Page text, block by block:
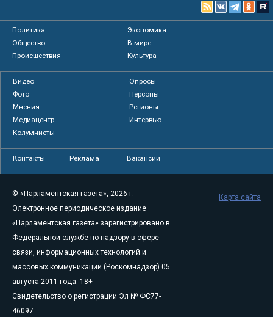
Политика
Экономика
Общество
В мире
Происшествия
Культура
Видео
Опросы
Фото
Персоны
Мнения
Регионы
Медиацентр
Интервью
Колумнисты
Контакты Реклама Вакансии
© «Парламентская газета», 2026 г.
Электронное периодическое издание
«Парламентская газета» зарегистрировано в
Федеральной службе по надзору в сфере
связи, информационных технологий и
массовых коммуникаций (Роскомнадзор) 05
августа 2011 года. 18+
Свидетельство о регистрации Эл № ФС77-
46097
Карта сайта